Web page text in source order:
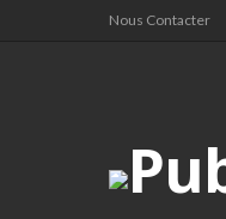
Nous Contacter